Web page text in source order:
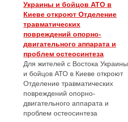
Украины и бойцов АТО в
Киеве откроют Отделение
травматических
повреждений опорно-
двигательного аппарата и
проблем остеосинтеза
Для жителей с Востока Украины
и бойцов АТО в Киеве откроют
Отделение травматических
повреждений опорно-
двигательного аппарата и
проблем остеосинтеза